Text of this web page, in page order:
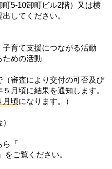
5-10卸町ビル2階）又は横
してください。
育て支援につながる活動
ための活動
審査により交付の可否及び
月頃に結果を通知します。
月頃になります。）
「
をご覧ください。